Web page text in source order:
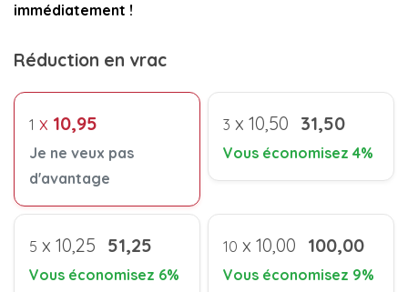
immédiatement !
Réduction en vrac
1 x 10,95
Je ne veux pas
d'avantage
3 x 10,50 31,50
Vous économisez 4%
5 x 10,25 51,25
Vous économisez 6%
10 x 10,00 100,00
Vous économisez 9%